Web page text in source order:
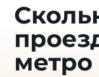
метро